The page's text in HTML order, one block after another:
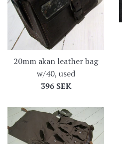
20mm akan leather bag
w/40, used
Regular
396 SEK